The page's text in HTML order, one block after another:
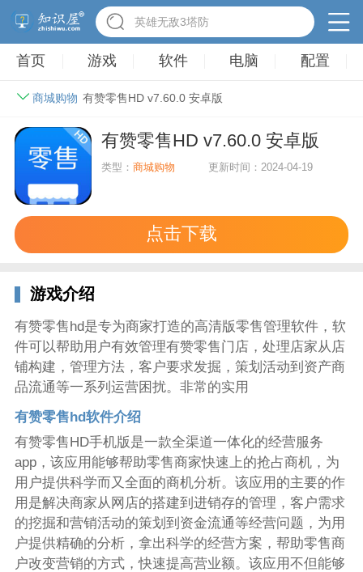
英雄无敌3塔防
首页 游戏 软件 电脑 配置
商城购物 有赞零售HD v7.60.0 安卓版
有赞零售HD v7.60.0 安卓版
类型：商城购物 更新时间：2024-04-19
点击下载
游戏介绍
有赞零售hd是专为商家打造的高清版零售管理软件，软
件可以帮助用户有效管理有赞零售门店，处理店家从店
铺构建，管理方法，客户要求发掘，策划活动到资产商
品流通等一系列运营困扰。非常的实用
有赞零售hd软件介绍
有赞零售HD手机版是一款全渠道一体化的经营服务
app，该应用能够帮助零售商家快速上的抢占商机，为
用户提供科学而又全面的商机分析。该应用的主要的作
用是解决商家从网店的搭建到进销存的管理，客户需求
的挖掘和营销活动的策划到资金流通等经营问题，为用
户提供精确的分析，拿出科学的经营方案，帮助零售商
户改变营销的方式，快速提高营业额。该应用不但能够